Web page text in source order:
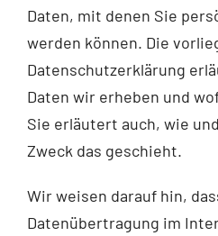
Daten, mit denen Sie
werden können. Die
Datenschutzerklärung
Daten wir erheben und
Sie erläutert auch, wie
Zweck das geschieht.
Wir weisen darauf hin,
Datenübertragung im